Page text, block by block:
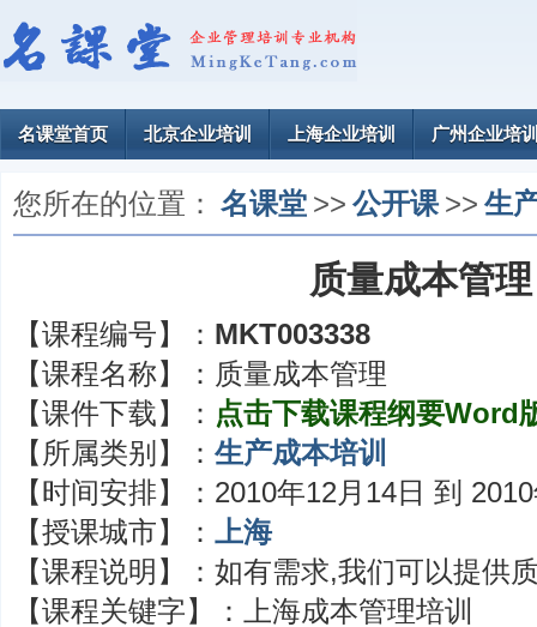
名课堂首页 北京企业培训 上海企业培训 广州企业培
您所在的位置： 名课堂 >> 公开课 >> 生
质量成本管理
【课程编号】： MKT003338
【课程名称】： 质量成本管理
【课件下载】： 点击下载课程纲要Word
【所属类别】： 生产成本培训
【时间安排】： 2010年12月14日 到
【授课城市】： 上海
【课程说明】： 如有需求,我们可以提供
【课程关键字】：
上海成本管理培训